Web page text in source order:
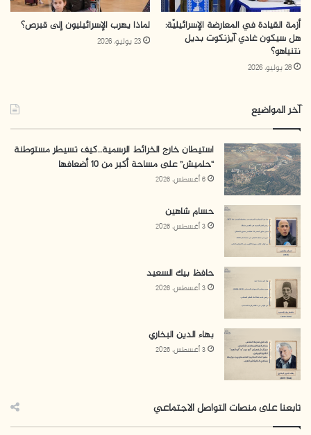
أزمة القيادة في المعارضة الإسرائيليّة:
هل سيكون غادي آيزنكوت بديل
نتنياهو؟
28 يوليو، 2026
لماذا يهرب الإسرائيليون إلى قبرص؟
23 يوليو، 2026
آخر المواضيع
استيطان خارج الخرائط الرسمية…كيف تسيطر مستوطنة
“حلميش” على مساحة أكبر من 10 أضعافها
6 أغسطس، 2026
حسام شاهين
3 أغسطس، 2026
حافظ بيك السعيد
3 أغسطس، 2026
بهاء الدين البخاري
3 أغسطس، 2026
تابعنا على منصات التواصل الاجتماعي